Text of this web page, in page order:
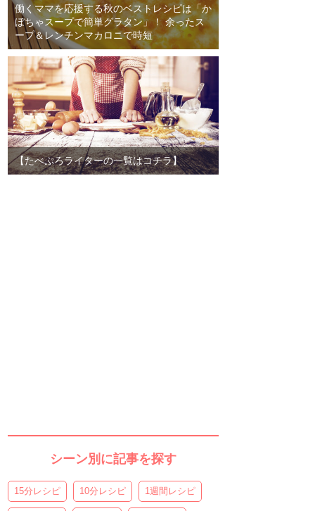
働くママを応援する秋のベストレシピは「か
ぼちゃスープで簡単グラタン」！ 余ったス
ープ＆レンチンマカロニで時短
【たべぷろライターの一覧はコチラ】
シーン別に記事を探す
15分レシピ 10分レシピ 1週間レシピ